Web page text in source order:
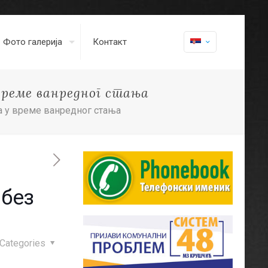
Фото галерија Контакт
ванредног стања
у време ванредног стања